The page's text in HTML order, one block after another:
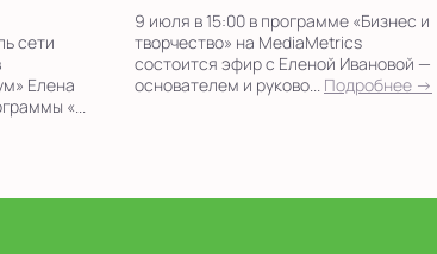
сети
Елена
«...
9 июля в 15:00 в программе «Бизнес и
творчество» на MediaMetrics
состоится эфир с Еленой Ивановой —
основателем и руково... Подробнее →